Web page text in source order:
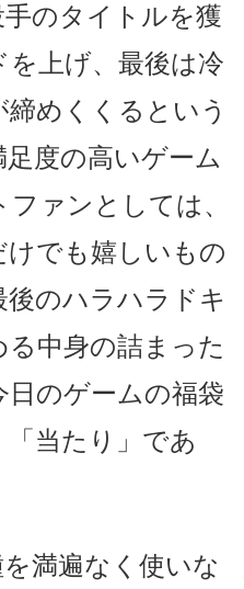
のタイトルを獲
上げ、最後は冷
めくくるという
度の高いゲーム
ァンとしては、
でも嬉しいもの
のハラハラドキ
る中身の詰まった
のゲームの福袋
当たり」であ
満遍なく使いな